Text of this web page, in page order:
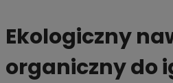
Ekologiczny
organiczny do